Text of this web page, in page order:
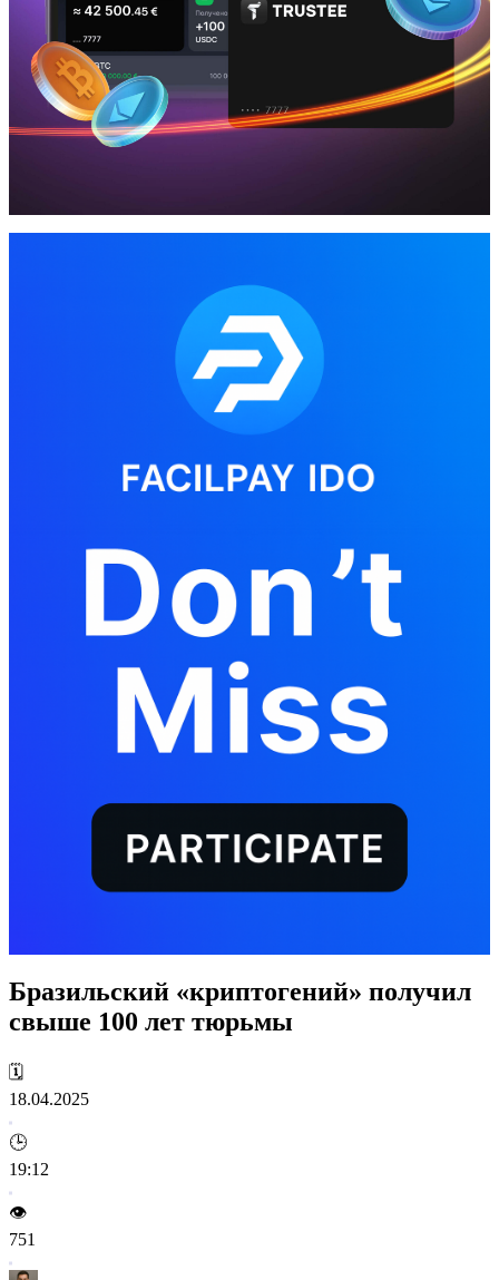
Бразильский «криптогений» получил
свыше 100 лет тюрьмы
🗓️
18.04.2025
🕒
19:12
👁️
751